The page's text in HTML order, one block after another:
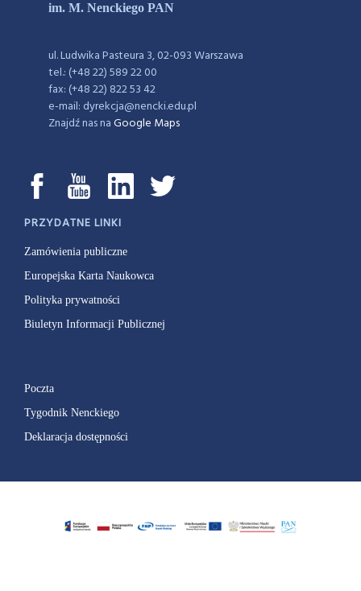
im. M. Nenckiego PAN
ul. Ludwika Pasteura 3, 02-093 Warszawa
tel.: (+48 22) 589 22 00
fax: (+48 22) 822 53 42
e-mail: dyrekcja@nencki.edu.pl
Znajdź nas naGoogle Maps
PRZYDATNE LINKI
Zamówienia publiczne
Europejska Karta Naukowca
Polityka prywatności
Biuletyn Informacji Publicznej
Poczta
Tygodnik Nenckiego
Deklaracja dostępności